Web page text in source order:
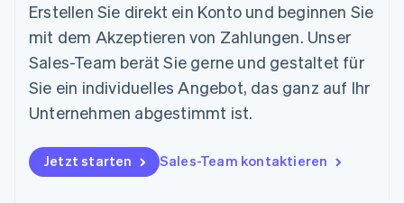
Erstellen Sie direkt ein Konto und beginnen Sie
mit dem Akzeptieren von Zahlungen. Unser
Sales-Team berät Sie gerne und gestaltet für
Sie ein individuelles Angebot, das ganz auf Ihr
Unternehmen abgestimmt ist.
Jetzt starten Sales-Team kontaktieren
English
Niederlande
Nederlands English
Norwegen
English
Österreich
Polen
English
Portugal